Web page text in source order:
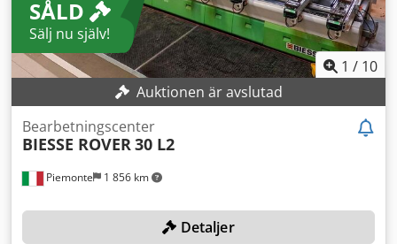
SÅLD
Sälj nu själv!
1 / 10
Auktionen är avslutad
Piemonte 1 856 km
Bearbetningscenter
BIESSE ROVER30 L2
Detaljer